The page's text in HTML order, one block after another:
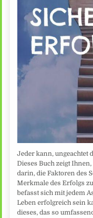
Jeder kann, ungeachtet
Dieses Buch zeigt
darin, die Faktoren des
Merkmale des Erfolgs
befasst sich mit jedem
Leben erfolgreich sein
dieses, das so